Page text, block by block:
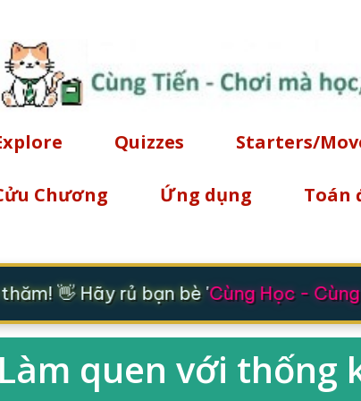
Quizzes Starters/
Chương Ứng dụng Toán
👋 Hãy rủ bạn bè 'Cùng Học - Cùng
Làm quen với thống